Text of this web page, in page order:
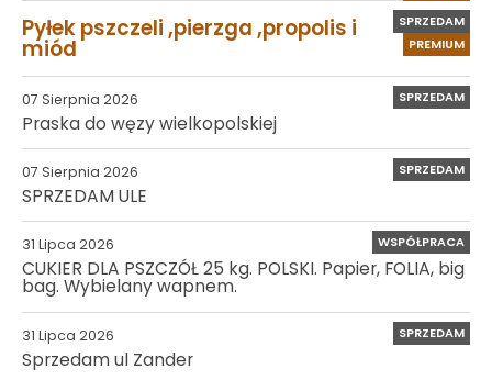
PREMIUM
SPRZEDAM
Pyłek pszczeli ,pierzga ,propolis i
miód
07 Sierpnia 2026 SPRZEDAM
Praska do węzy wielkopolskiej
07 Sierpnia 2026 SPRZEDAM
SPRZEDAM ULE
31 Lipca 2026 WSPÓŁPRACA
CUKIER DLA PSZCZÓŁ 25 kg. POLSKI. Papier, FOLIA, big
bag. Wybielany wapnem.
31 Lipca 2026 SPRZEDAM
Sprzedam ul Zander